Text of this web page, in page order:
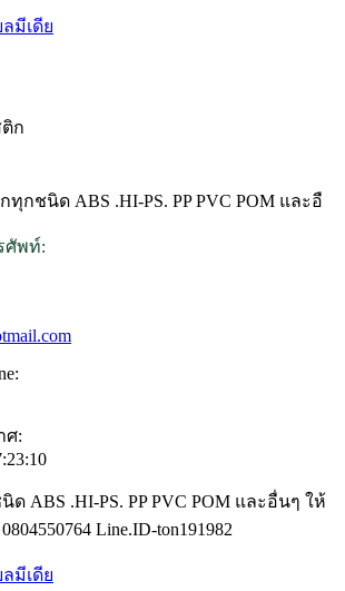
มีเดีย
ก
กชนิด ABS .HI-PS. PP PVC POM และอื
ศัพท์:
ศ:
ABS .HI-PS. PP PVC POM และอื่นๆ ให้
Line.ID-ton191982
มีเดีย